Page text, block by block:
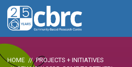
HOME
PROJECTS + INITIATIVES